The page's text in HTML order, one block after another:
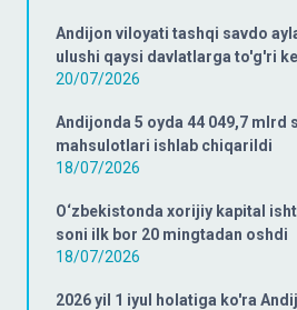
Andijon viloyati tashqi savdo
ulushi qaysi davlatlarga to'g'ri
20/07/2026
Andijonda 5 oyda 44 049,7 mlrd
mahsulotlari ishlab chiqarildi
18/07/2026
O‘zbekistonda xorijiy kapital
soni ilk bor 20 mingtadan oshdi
18/07/2026
2026 yil 1 iyul holatiga ko'ra